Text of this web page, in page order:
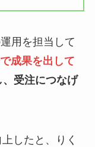
用を担当して
成果を出して
、受注につなげ
したと、りく